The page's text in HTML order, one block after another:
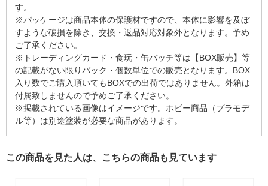
す。
※パッケージは商品本体の保護材ですので、本体に影響を及ぼ
すような破損を除き、交換・返品対応対象外となります。予め
ご了承ください。
※トレーディングカード・食玩・缶バッチ等は【BOX販売】等
の記載がない限りパック・個数単位での販売となります。BOX
入り数でご購入頂いてもBOXでの出荷ではありません。外箱は
付属致しませんので予めご了承ください。
※掲載されている画像はイメージです。ホビー商品（プラモデ
ル等）は別途塗装が必要な商品があります。
この商品を見た人は、こちらの商品も見ています